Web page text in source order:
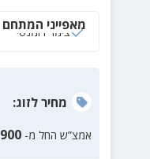
מאפייני המתחם
צימר רומנטי
מחירלזוג:
אמצ”ש החל מ- 900